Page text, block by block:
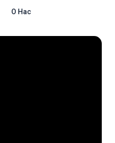
О Нас